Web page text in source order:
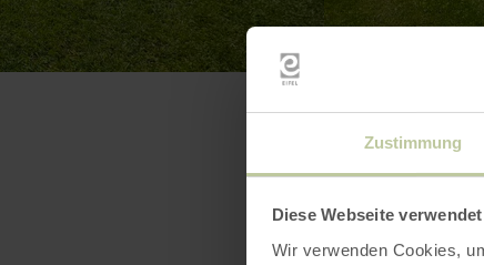
Zustimmung
Diese Webseite
Wir verwenden Cookies,